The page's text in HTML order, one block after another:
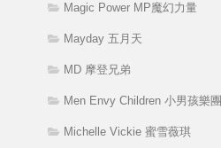
Magic Power MP魔幻力量
Mayday 五月天
MD 摩登兄弟
Men Envy Children 小男孩樂團
Michelle Vickie 蜜雪薇琪